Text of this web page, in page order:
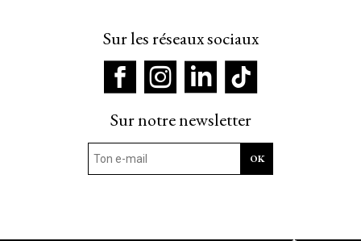
Sur les réseaux sociaux
Sur notre newsletter